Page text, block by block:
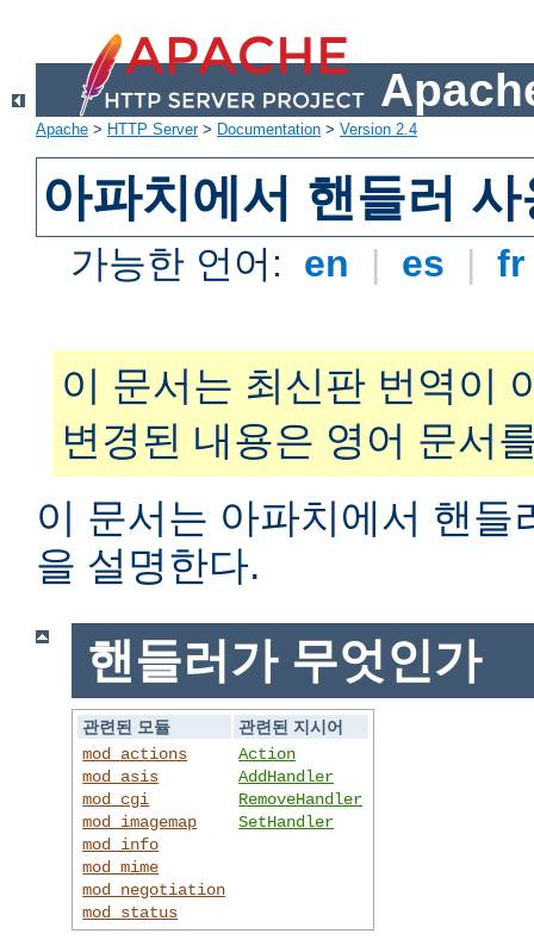
Apache > HTTP Server> Documentation > Version 2.4
아파치에서 핸들러 사
가능한 언어: en | es |
이 문서는 최신판 번역이
변경된 내용은 영어 문서
이 문서는 아파치에서 핸들
을 설명한다.
핸들러가 무엇인가
관련된 모듈
관련된 지시어
mod_actions
mod_asis
mod_cgi
mod_imagemap
mod_info
mod_mime
mod_negotiation
mod_status
Action
AddHandler
RemoveHandler
SetHandler